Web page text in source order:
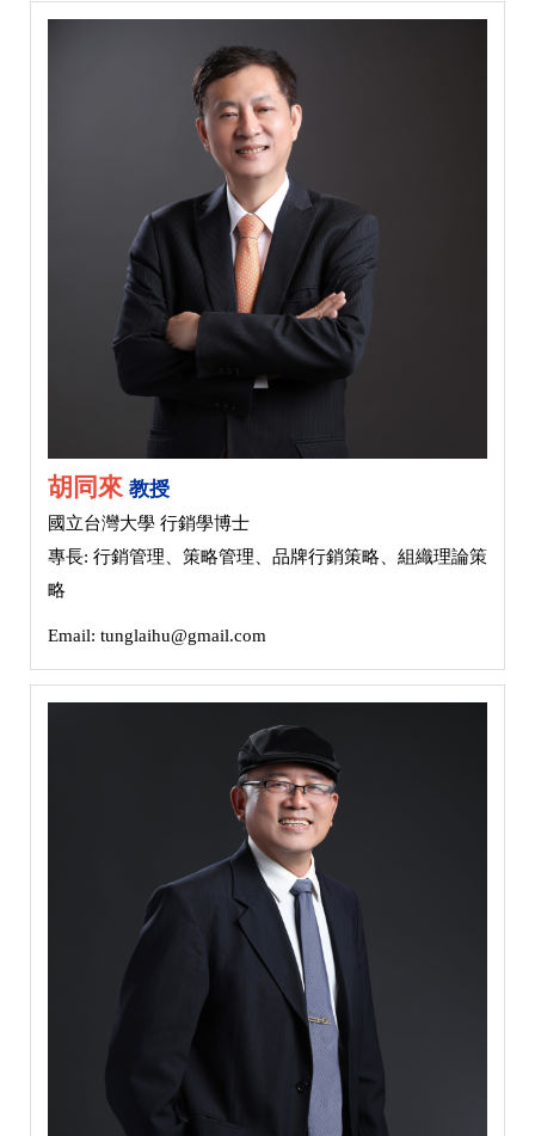
胡同來 教授
國立台灣大學 行銷學博士
專長: 行銷管理、策略管理、品牌行銷策略、組織理論策
略
Email: tunglaihu@gmail.com